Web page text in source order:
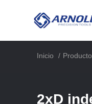
Inicio /
2xD